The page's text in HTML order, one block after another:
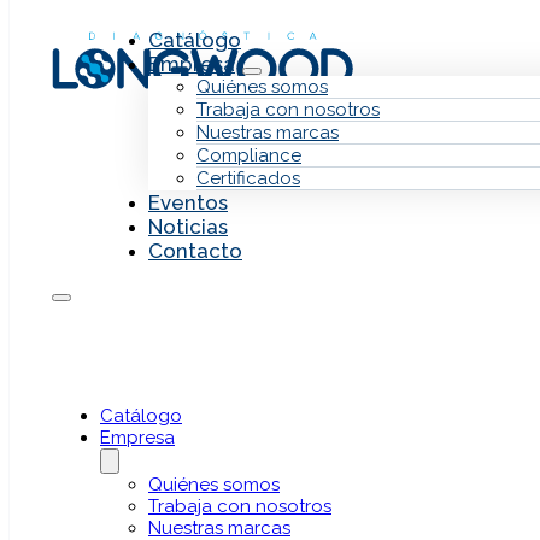
Catálogo
Empresa
Quiénes somos
Trabaja con nosotros
Nuestras marcas
Compliance
Certificados
Eventos
Noticias
Contacto
Catálogo
Empresa
Quiénes somos
Trabaja con nosotros
Nuestras marcas
El kit LIFECODESpara